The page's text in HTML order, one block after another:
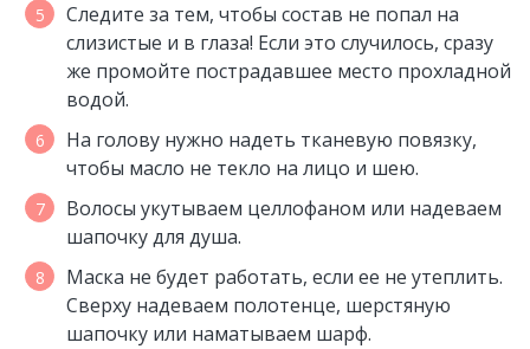
Следите за тем, чтобы состав не попал на
слизистые и в глаза! Если это случилось, сразу
же промойте пострадавшее место прохладной
водой.
На голову нужно надеть тканевую повязку,
чтобы масло не текло на лицо и шею.
Волосы укутываем целлофаном или надеваем
шапочку для душа.
Маска не будет работать, если ее не утеплить.
Сверху надеваем полотенце, шерстяную
шапочку или наматываем шарф.